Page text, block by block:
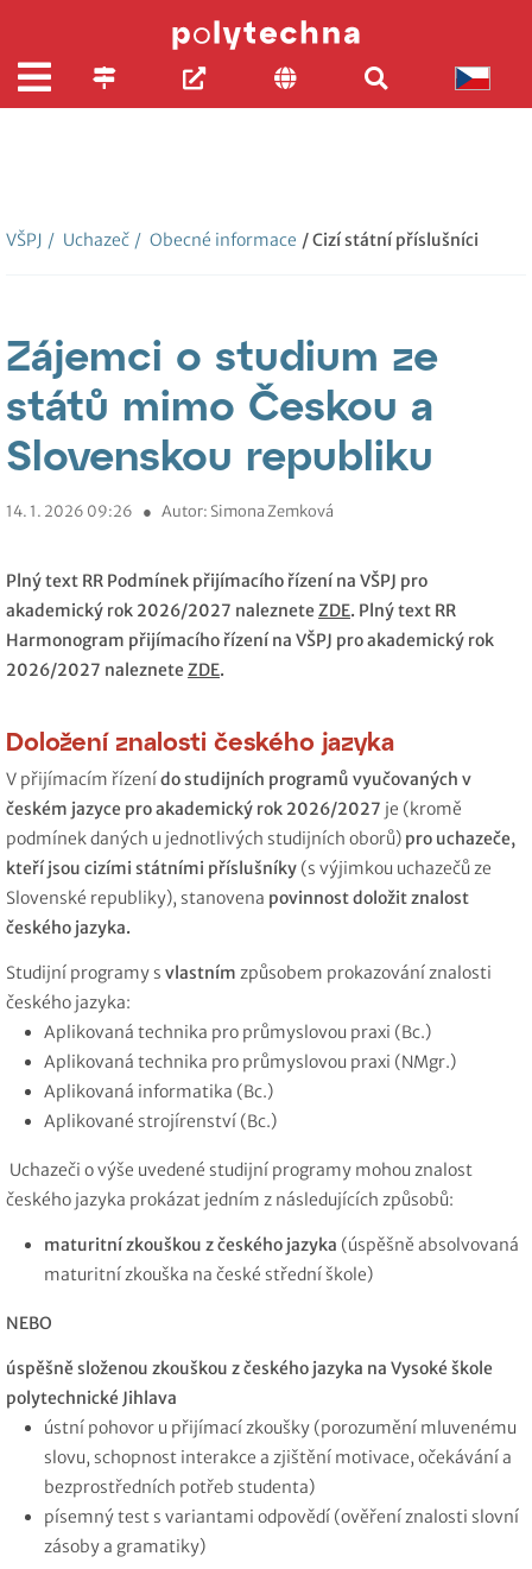
VŠPJ / Uchazeč / Obecné informace / Cizí státní příslušníci
Zájemci o studium ze
států mimo Českou a
Slovenskou republiku
14. 1. 2026 09:26 ● Autor: Simona Zemková
Plný text RR Podmínek přijímacího řízení na VŠPJ pro
akademický rok 2026/2027 naleznete ZDE. Plný text RR
Harmonogram přijímacího řízení na VŠPJ pro akademický rok
2026/2027 naleznete ZDE.
Doložení znalosti českého jazyka
V přijímacím řízenído studijních programů vyučovaných v
českém jazyce pro akademický rok 2026/2027 je (kromě
podmínek daných u jednotlivých studijních oborů) pro uchazeče,
kteří jsou cizími státními příslušníky (s výjimkou uchazečů ze
Slovenské republiky), stanovena povinnostdoložit znalost
českého jazyka.
Studijní programy s vlastním způsobem prokazování znalosti
českého jazyka:
Aplikovaná technika pro průmyslovou praxi (Bc.)
Aplikovaná technika pro průmyslovou praxi (NMgr.)
Aplikovaná informatika (Bc.)
Aplikované strojírenství (Bc.)
Uchazeči o výše uvedené studijní programy mohou znalost
českého jazyka prokázat jedním z následujících způsobů:
maturitní zkouškou z českého jazyka (úspěšně absolvovaná
maturitní zkouška na české střední škole)
NEBO
úspěšně složenou zkouškou z českého jazyka na Vysoké škole
polytechnické Jihlava
ústní pohovor u přijímací zkoušky (porozumění mluvenému
slovu, schopnost interakce a zjištění motivace, očekávání a
bezprostředních potřeb studenta)
písemný test s variantami odpovědí (ověření znalosti slovní
zásoby a gramatiky)